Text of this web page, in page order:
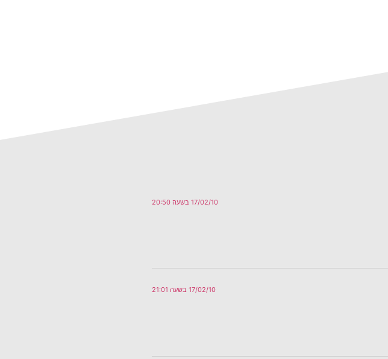
17/02/10 בשעה 20:50
17/02/10 בשעה 21:01